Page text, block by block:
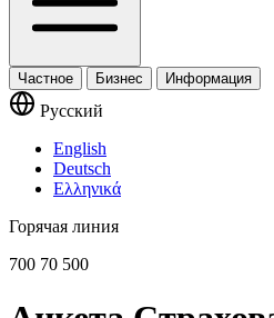
Частное Бизнес Информация
Русский
English
Deutsch
Ελληνικά
Горячая линия
700 70 500